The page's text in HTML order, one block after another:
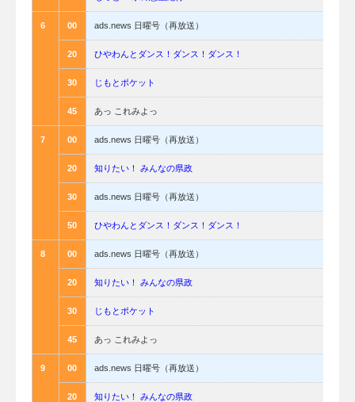
6 00 ads.news 日曜号（再放送）
20 ひやわんとダンス！ダンス！ダンス！
30 じもとポケット
45 あっ これみよっ
7 00 ads.news 日曜号（再放送）
20 知りたい！ みんなの県政
30 ads.news 日曜号（再放送）
50 ひやわんとダンス！ダンス！ダンス！
8 00 ads.news 日曜号（再放送）
20 知りたい！ みんなの県政
30 じもとポケット
45 あっ これみよっ
9 00 ads.news 日曜号（再放送）
20 知りたい！ みんなの県政